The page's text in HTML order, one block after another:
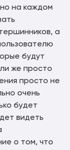
на каждом
а
будут
же просто
просто не
очень
будет
видеть
о том, что